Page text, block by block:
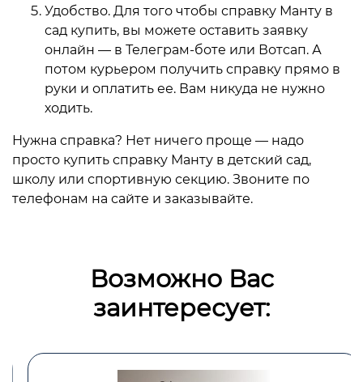
Удобство. Для того чтобы справку Манту в
сад купить, вы можете оставить заявку
онлайн — в Телеграм-боте или Вотсап. А
потом курьером получить справку прямо в
руки и оплатить ее. Вам никуда не нужно
ходить.
Нужна справка? Нет ничего проще — надо
просто купить справку Манту в детский сад,
школу или спортивную секцию. Звоните по
телефонам на сайте и заказывайте.
Возможно Вас
заинтересует: